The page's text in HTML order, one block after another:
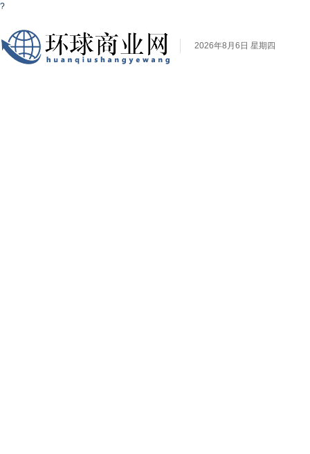
?
2026年8月6日 星期四